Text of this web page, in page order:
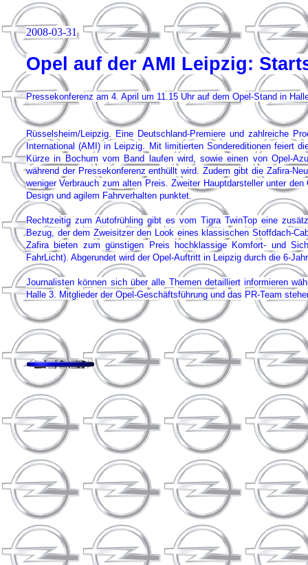
2008-03-31
Opel auf der AMI Leipzig:
Pressekonferenz am 4. April um 11.15 Uhr auf dem Opel-Stand in
Rüsselsheim/Leipzig. Eine Deutschland-Premiere und zahlreiche
International (AMI) in Leipzig. Mit limitierten Sondereditionen feiert
Kürze in Bochum vom Band laufen wird, sowie einen von Opel-
während der Pressekonferenz enthüllt wird. Zudem gibt die Zafira-
weniger Verbrauch zum alten Preis. Zweiter Hauptdarsteller unter
Design und agilem Fahrverhalten punktet.
Rechtzeitig zum Autofrühling gibt es vom Tigra TwinTop eine
Bezug, der dem Zweisitzer den Look eines klassischen Stoffdach-
Zafira bieten zum günstigen Preis hochklassige Komfort- und
FahrLicht). Abgerundet wird der Opel-Auftritt in Leipzig durch die 6-
Journalisten können sich über alle Themen detailliert informieren
Halle 3. Mitglieder der Opel-Geschäftsführung und das PR-Team